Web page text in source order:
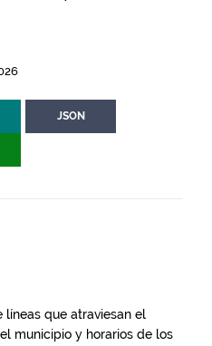
JSON
líneas que atraviesan el
municipio y horarios de los